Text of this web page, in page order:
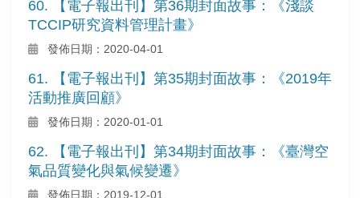
60. 【電子報出刊】第36期封面故事：《淺談
TCCIP研究資料管理計畫》
發佈日期：2020-04-01
61. 【電子報出刊】第35期封面故事：《2019年
活動推廣回顧》
發佈日期：2020-01-01
62. 【電子報出刊】第34期封面故事：《臺灣空
氣品質變化與氣候變遷》
發佈日期：2019-12-01